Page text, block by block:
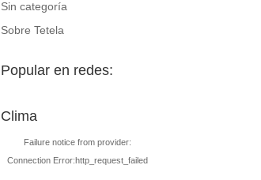
Sin categoría
Sobre Tetela
Popular en redes:
Clima
Failure notice from provider:
Connection Error:http_request_failed